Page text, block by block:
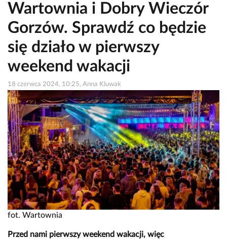
Wartownia i Dobry Wieczór
Gorzów. Sprawdź co będzie
się działo w pierwszy
weekend wakacji
18 czerwca 2024, 10:25, Anna Kluwak
fot. Wartownia
Przed nami pierwszy weekend wakacji, więc